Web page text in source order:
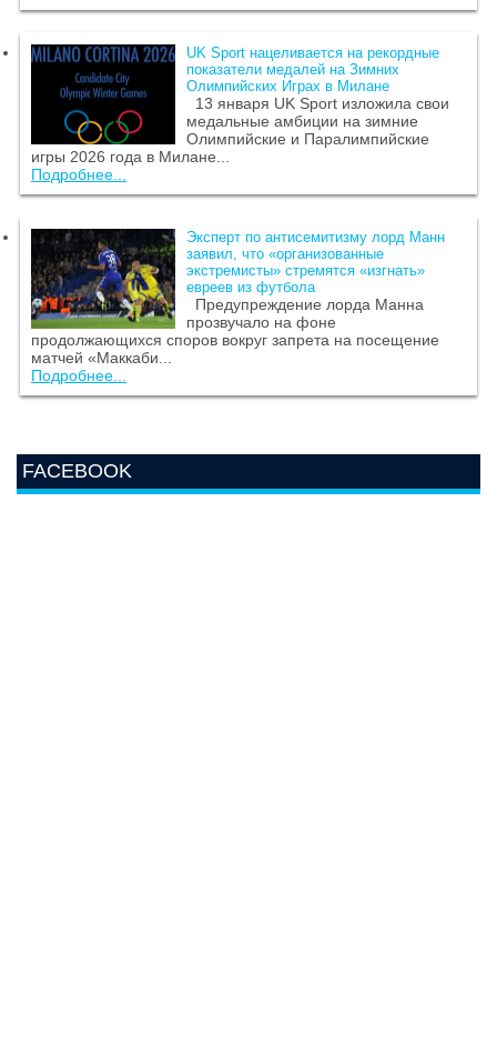
UK Sport нацеливается на рекордные
показатели медалей на Зимних
Олимпийских Играх в Милане
13 января UK Sport изложила свои
медальные амбиции на зимние
Олимпийские и Паралимпийские
игры 2026 года в Милане...
Подробнее...
Эксперт по антисемитизму лорд Манн
заявил, что «организованные
экстремисты» стремятся «изгнать»
евреев из футбола
Предупреждение лорда Манна
прозвучало на фоне
продолжающихся споров вокруг запрета на посещение
матчей «Маккаби...
Подробнее...
FACEBOOK